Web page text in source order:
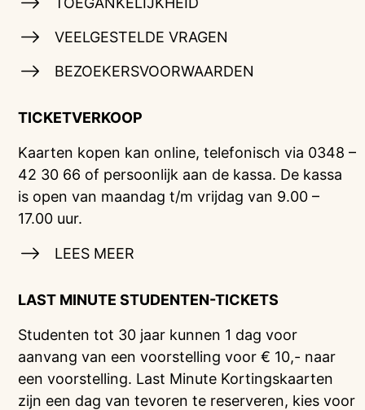
VEELGESTELDE VRAGEN
BEZOEKERSVOORWAARDEN
TICKETVERKOOP
Kaarten kopen kan online, telefonisch via 0348 –
42 30 66 of persoonlijk aan de kassa. De kassa
is open van maandag t/m vrijdag van 9.00 –
17.00 uur.
LEES MEER
LAST MINUTE STUDENTEN-TICKETS
Studenten tot 30 jaar kunnen 1 dag voor
aanvang van een voorstelling voor € 10,- naar
een voorstelling. Last Minute Kortingskaarten
zijn een dag van tevoren te reserveren, kies voor